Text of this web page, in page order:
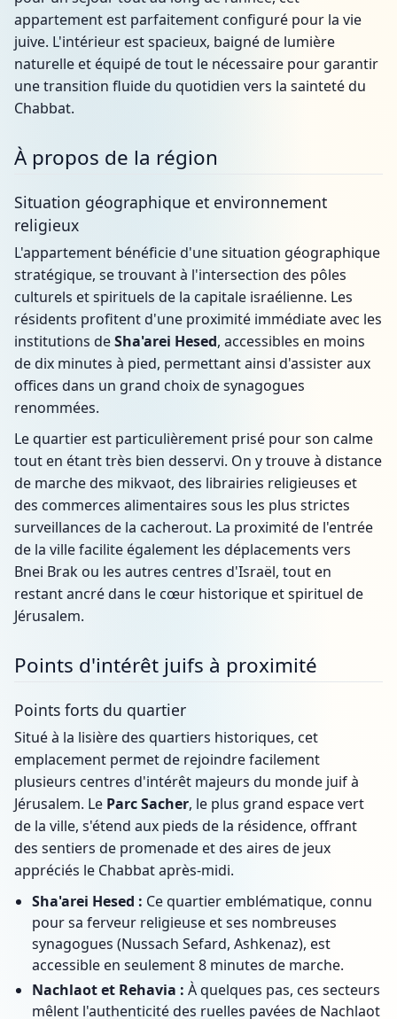
appartement est parfaitement configuré pour la vie
juive. L'intérieur est spacieux, baigné de lumière
naturelle et équipé de tout le nécessaire pour garantir
une transition fluide du quotidien vers la sainteté du
Chabbat.
À propos de la région
Situation géographique et environnement
religieux
L'appartement bénéficie d'une situation géographique
stratégique, se trouvant à l'intersection des pôles
culturels et spirituels de la capitale israélienne. Les
résidents profitent d'une proximité immédiate avec les
institutions deSha'arei Hesed, accessibles en moins
de dix minutes à pied, permettant ainsi d'assister aux
offices dans un grand choix de synagogues
renommées.
Le quartier est particulièrement prisé pour son calme
tout en étant très bien desservi. On y trouve à distance
de marche des mikvaot, des librairies religieuses et
des commerces alimentaires sous les plus strictes
surveillances de la cacherout. La proximité de l'entrée
de la ville facilite également les déplacements vers
Bnei Brak ou les autres centres d'Israël, tout en
restant ancré dans le cœur historique et spirituel de
Jérusalem.
Points d'intérêt juifs à proximité
Points forts du quartier
Situé à la lisière des quartiers historiques, cet
emplacement permet de rejoindre facilement
plusieurs centres d'intérêt majeurs du monde juif à
Jérusalem. Le Parc Sacher, le plus grand espace vert
de la ville, s'étend aux pieds de la résidence, offrant
des sentiers de promenade et des aires de jeux
appréciés le Chabbat après-midi.
Sha'arei Hesed : Ce quartier emblématique, connu
pour sa ferveur religieuse et ses nombreuses
synagogues (Nussach Sefard, Ashkenaz), est
accessible en seulement 8 minutes de marche.
Nachlaot et Rehavia : À quelques pas, ces secteurs
mêlent l'authenticité des ruelles pavées de Nachlaot